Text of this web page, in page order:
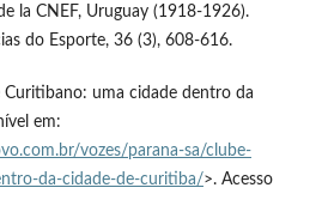
la CNEF, Uruguay (1918-1926).
do Esporte, 36 (3), 608-616.
Curitibano: uma cidade dentro da
em:
vozes/parana-sa/clube-
da-cidade-de-curitiba/>. Acesso